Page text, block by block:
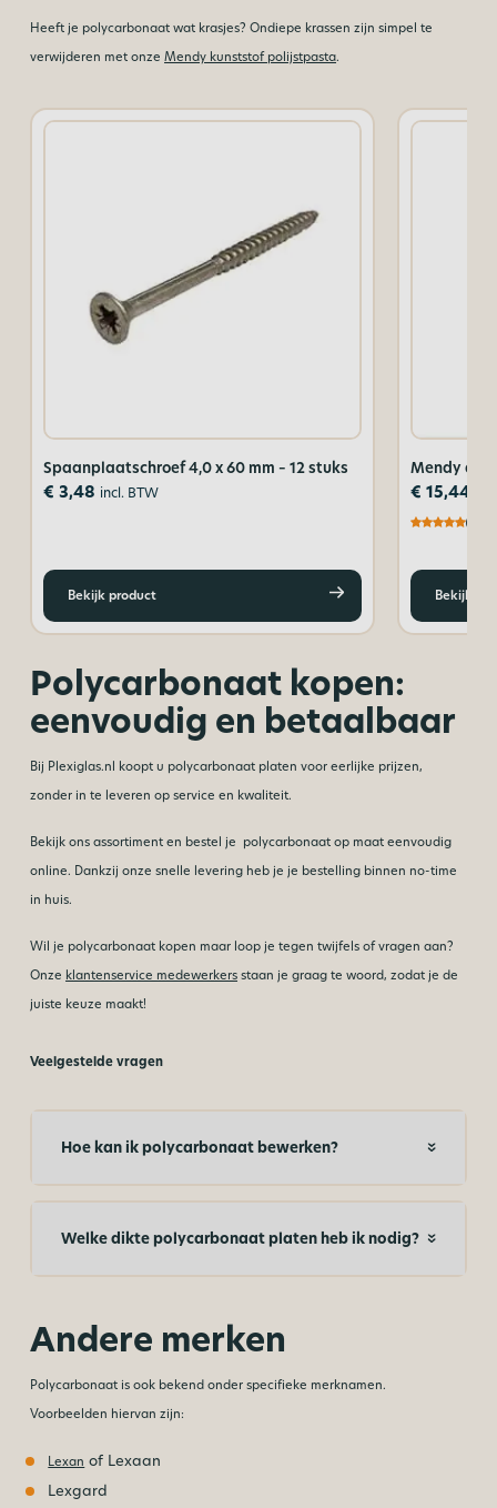
Heeft je polycarbonaat wat krasjes? Ondiepe krassen zijn simpel te
verwijderen met onzeMendy kunststof polijstpasta.
Spaanplaatschroef 4,0 x 60 mm – 12 stuks
€ 3,48 incl. BTW
Bekijk product
Mendy
€ 15,44
(4,8)
Bekijk
Polycarbonaat kopen:
eenvoudig en betaalbaar
Bij Plexiglas.nl koopt u polycarbonaat platen voor eerlijke prijzen,
zonder in te leveren op service en kwaliteit.
Bekijk ons assortiment en bestel je polycarbonaat op maat eenvoudig
online. Dankzij onze snelle levering heb je je bestelling binnen no-time
in huis.
Wil je polycarbonaat kopen maar loop je tegen twijfels of vragen aan?
Onze klantenservice medewerkers staan je graag te woord, zodat je de
juiste keuze maakt!
Veelgestelde vragen
Hoe kan ik polycarbonaat bewerken?
Welke dikte polycarbonaat platen heb ik nodig?
Andere merken
Polycarbonaat is ook bekend onder specifieke merknamen.
Voorbeelden hiervan zijn:
Lexan of Lexaan
Lexgard